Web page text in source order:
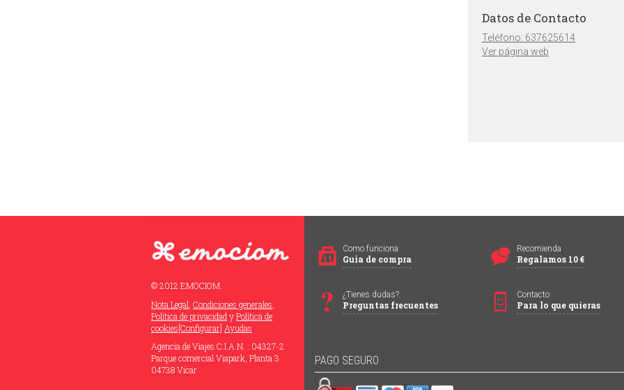
Datos de Contacto
Teléfono: 637625614
Ver página web
© 2012 EMOCIOM.
Nota Legal Condiciones generales
Política de privacidad yPolítica de
cookies[Configurar] Ayudas
Agencia de Viajes C.I.A.N. : 04327-2
Parque comercial Viapark, Planta 3
04738 Vicar
Como funciona
Guia de compra
Recomienda
Regalamos 10 €
¿Tienes dudas?
Preguntas frecuentes
Contacto
Para lo que quieras
PAGO SEGURO